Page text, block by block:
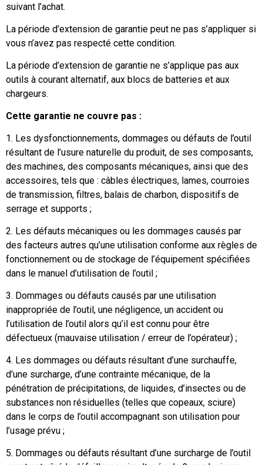
suivant l’achat.
La période d’extension de garantie peut ne pas s’appliquer si
vous n’avez pas respecté cette condition.
La période d’extension de garantie ne s’applique pas aux
outils à courant alternatif, aux blocs de batteries et aux
chargeurs.
Cette garantie ne couvre pas :
1. Les dysfonctionnements, dommages ou défauts de l’outil
résultant de l’usure naturelle du produit, de ses composants,
des machines, des composants mécaniques, ainsi que des
accessoires, tels que : câbles électriques, lames, courroies
de transmission, filtres, balais de charbon, dispositifs de
serrage et supports ;
2. Les défauts mécaniques ou les dommages causés par
des facteurs autres qu’une utilisation conforme aux règles de
fonctionnement ou de stockage de l’équipement spécifiées
dans le manuel d’utilisation de l’outil ;
3. Dommages ou défauts causés par une utilisation
inappropriée de l’outil, une négligence, un accident ou
l’utilisation de l’outil alors qu’il est connu pour être
défectueux (mauvaise utilisation / erreur de l’opérateur) ;
4. Les dommages ou défauts résultant d’une surchauffe,
d’une surcharge, d’une contrainte mécanique, de la
pénétration de précipitations, de liquides, d’insectes ou de
substances non résiduelles (telles que copeaux, sciure)
dans le corps de l’outil accompagnant son utilisation pour
l’usage prévu ;
5. Dommages ou défauts résultant d’une surcharge de l’outil